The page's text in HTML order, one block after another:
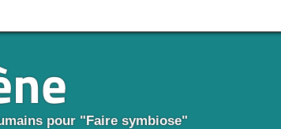
pour "Faire symbiose"